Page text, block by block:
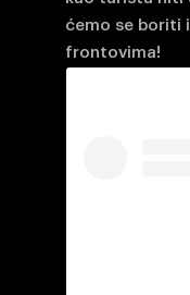
ćemo se boriti
frontovima!